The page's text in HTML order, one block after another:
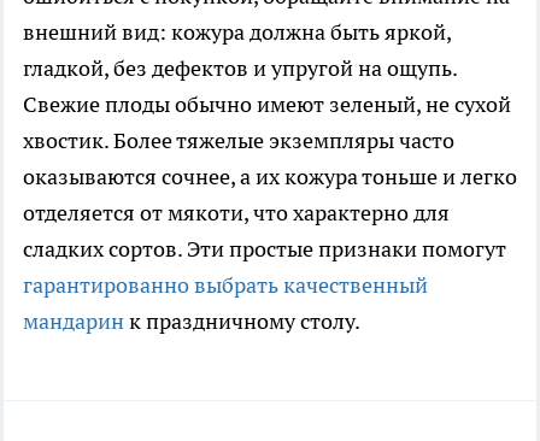
внешний вид: кожура должна быть яркой,
гладкой, без дефектов и упругой на ощупь.
Свежие плоды обычно имеют зеленый, не сухой
хвостик. Более тяжелые экземпляры часто
оказываются сочнее, а их кожура тоньше и легко
отделяется от мякоти, что характерно для
сладких сортов. Эти простые признаки помогут
гарантированно выбрать качественный
мандаринк праздничному столу.